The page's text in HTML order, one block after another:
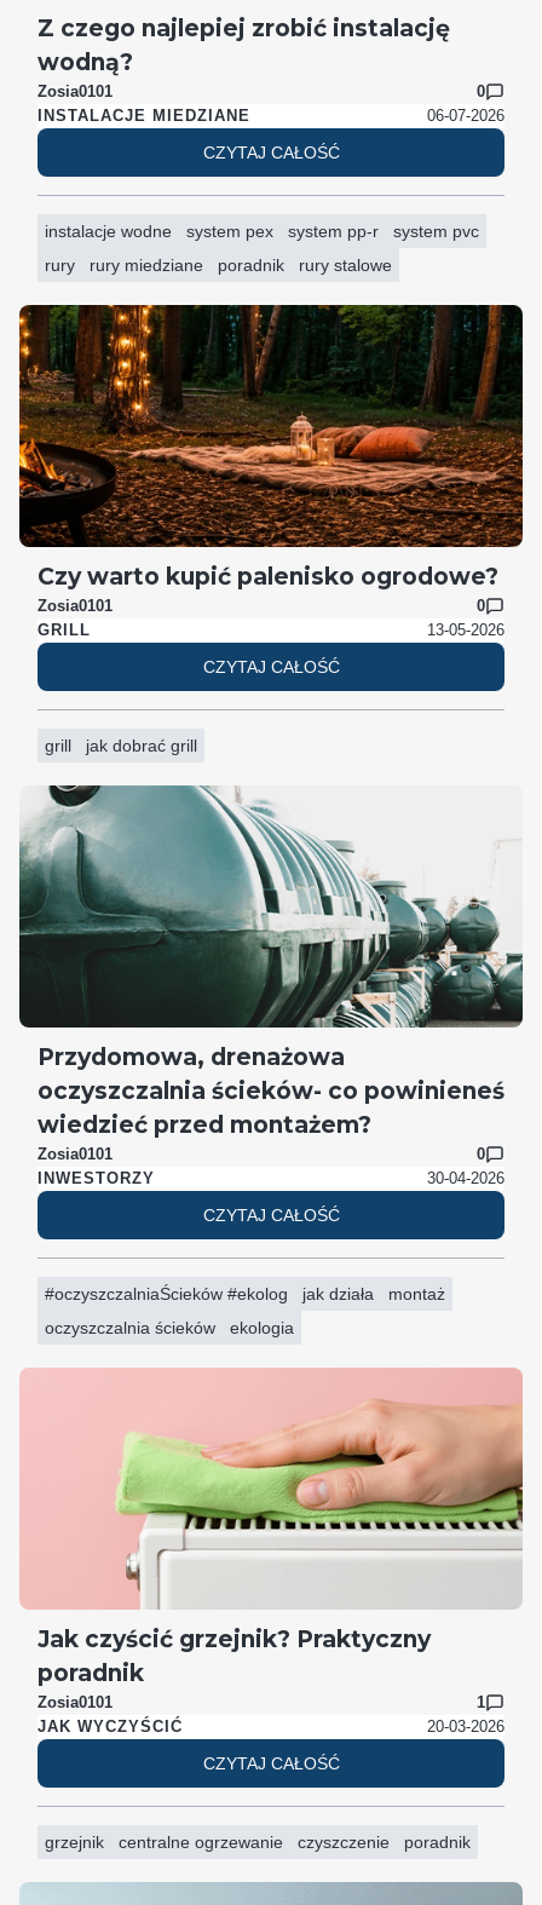
INSTALACJE MIEDZIANE 06-07-2026
Z czego najlepiej zrobić instalację
wodną?
CZYTAJ CAŁOŚĆ
Zosia0101 0
instalacje wodne system pex system pp-r
system pvc
rury
rury miedziane poradnik rury stalowe
GRILL 13-05-2026
Czy warto kupić palenisko ogrodowe?
CZYTAJ CAŁOŚĆ
Zosia0101 0
grill jak dobrać grill
INWESTORZY 30-04-2026
Przydomowa, drenażowa
oczyszczalnia ścieków- co powinieneś
wiedzieć przed montażem?
CZYTAJ CAŁOŚĆ
Zosia0101 0
#oczyszczalniaŚcieków #ekolog jak działa
montaż
oczyszczalnia ścieków
ekologia
JAK WYCZYŚCIĆ 20-03-2026
Jak czyścić grzejnik? Praktyczny
poradnik
CZYTAJ CAŁOŚĆ
Zosia0101 1
grzejnik centralne ogrzewanie czyszczenie poradnik